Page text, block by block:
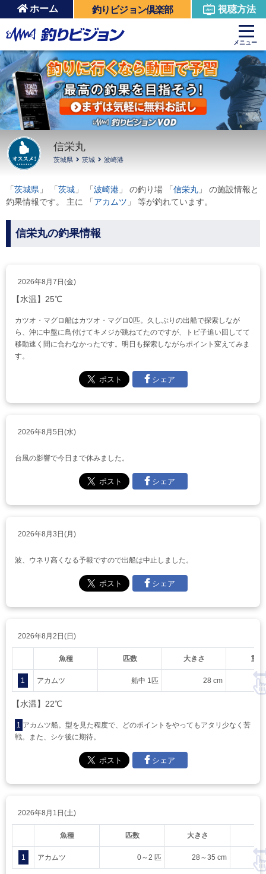
ホーム 釣りビジョン倶楽部 視聴方法
メニュー
信栄丸
茨城県 茨城 波崎港
「 茨城県 」 「 茨城 」 「 波崎港 」 の釣り場 「 信栄丸 」 の施設情報と
釣果情報です。 主に 「 アカムツ 」 等が釣れています。
信栄丸の釣果情報
2026年8月7日(金)
【水温】25℃
カツオ・マグロ船はカツオ・マグロ0匹。久しぶりの出船で探索しなが
ら、沖に中盤に鳥付けてキメジが跳ねてたのですが、トビ子追い回してて
移動速く間に合わなかったです。明日も探索しながらポイント変えてみま
す。
シェア
2026年8月5日(水)
台風の影響で今日まで休みました。
シェア
2026年8月3日(月)
波、ウネリ高くなる予報ですので出船は中止しました。
シェア
2026年8月2日(日)
魚種 匹数 大きさ 重さ
1 アカムツ 船中 1匹 28 cm
【水温】22℃
1 アカムツ船。型を見た程度で、どのポイントをやってもアタリ少なく苦
戦。また、シケ後に期待。
シェア
2026年8月1日(土)
魚種 匹数 大きさ
1 アカムツ 0～2 匹 28～35 cm
周辺の施設を見る